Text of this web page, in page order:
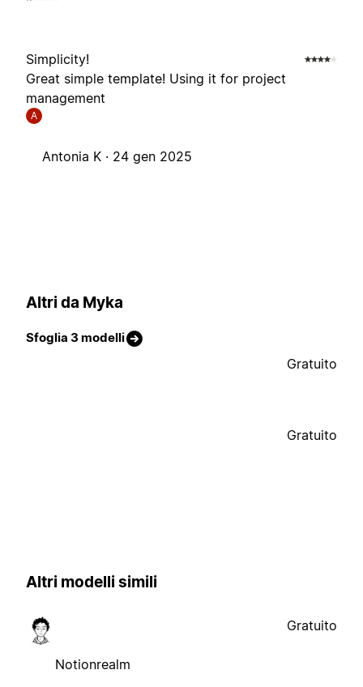
Simplicity!
Great simple template! Using it for project
management
A
Antonia K · 24 gen 2025
Altri da Myka
Sfoglia 3 modelli
Gratuito
Gratuito
Altri modelli simili
Notionrealm
Gratuito